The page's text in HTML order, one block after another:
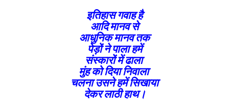
इतिहास गवाह है
आदि मानव से
आधुनिक मानव तक
पेड़ों ने पाला हमें
संस्कारों में ढाला
मुंह को दिया निवाला
चलना उसने हमें सिखाया
देकर लाठी हाथ।